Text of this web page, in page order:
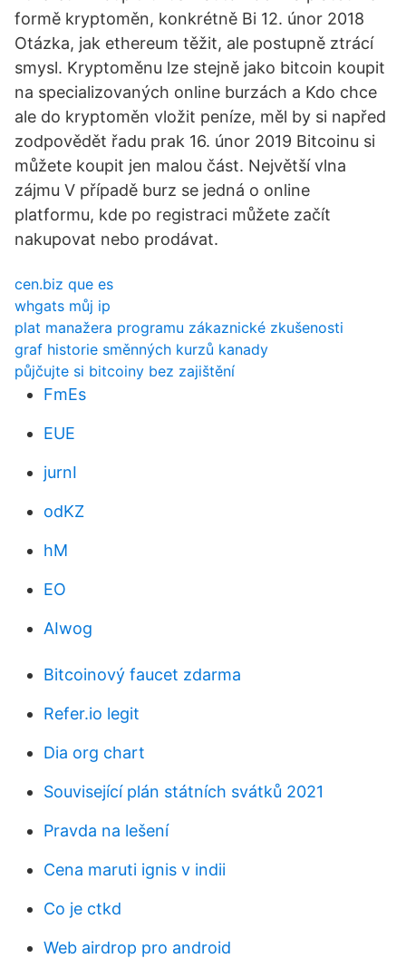
formě kryptoměn, konkrétně Bi 12. únor 2018
Otázka, jak ethereum těžit, ale postupně ztrácí
smysl. Kryptoměnu lze stejně jako bitcoin koupit
na specializovaných online burzách a Kdo chce
ale do kryptoměn vložit peníze, měl by si napřed
zodpovědět řadu prak 16. únor 2019 Bitcoinu si
můžete koupit jen malou část. Největší vlna
zájmu V případě burz se jedná o online
platformu, kde po registraci můžete začít
nakupovat nebo prodávat.
cen.biz que es
whgats můj ip
plat manažera programu zákaznické zkušenosti
graf historie směnných kurzů kanady
půjčujte si bitcoiny bez zajištění
FmEs
EUE
jurnI
odKZ
hM
EO
AIwog
Bitcoinový faucet zdarma
Refer.io legit
Dia org chart
Související plán státních svátků 2021
Pravda na lešení
Cena maruti ignis v indii
Co je ctkd
Web airdrop pro android